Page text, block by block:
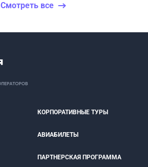
Смотреть все
КОРПОРАТИВНЫЕ ТУРЫ
АВИАБИЛЕТЫ
ПАРТНЕРСКАЯ ПРОГРАММА